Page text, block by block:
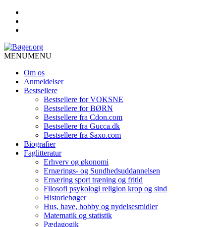
MENUMENU
Om os
Anmeldelser
Bestsellere
Bestsellere for VOKSNE
Bestsellere for BØRN
Bestsellere fra Cdon.com
Bestsellere fra Gucca.dk
Bestsellere fra Saxo.com
Biografier
Faglitteratur
Erhverv og økonomi
Ernærings- og Sundhedsuddannelsen
Ernæring sport træning og fritid
Filosofi psykologi religion krop og sind
Historiebøger
Hus, have, hobby og nydelsesmidler
Matematik og statistik
Pædagogik